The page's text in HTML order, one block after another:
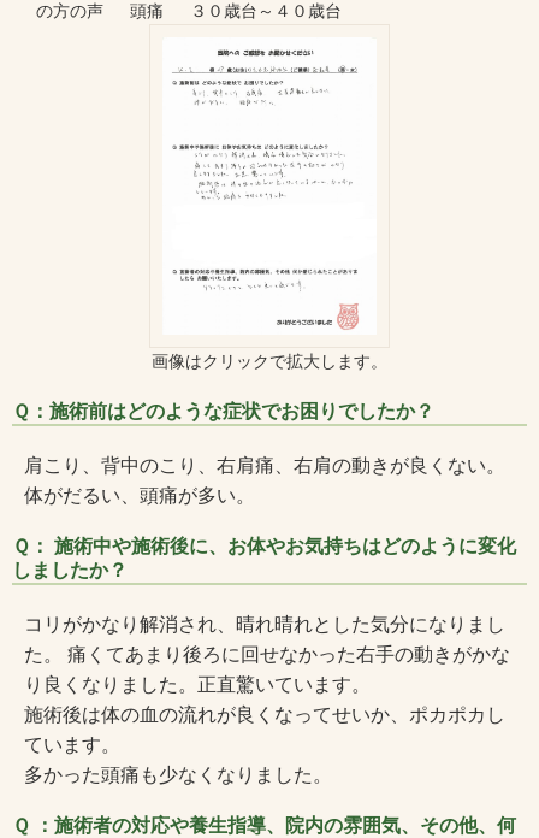
の方の声 頭痛 ３０歳台～４０歳台
画像はクリックで拡大します。
Ｑ：施術前はどのような症状でお困りでしたか？
肩こり、背中のこり、右肩痛、右肩の動きが良くない。
体がだるい、頭痛が多い。
Ｑ： 施術中や施術後に、お体やお気持ちはどのように変化
しましたか？
コリがかなり解消され、晴れ晴れとした気分になりまし
た。 痛くてあまり後ろに回せなかった右手の動きがかな
り良くなりました。正直驚いています。
施術後は体の血の流れが良くなってせいか、ポカポカし
ています。
多かった頭痛も少なくなりました。
Ｑ ：施術者の対応や養生指導、院内の雰囲気、その他、何